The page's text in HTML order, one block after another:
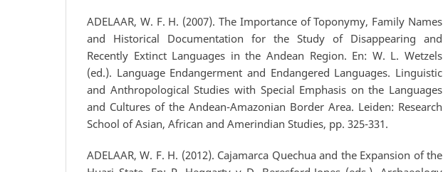
ADELAAR, W. F. H. (2007). The Importance of Toponymy, Family Names
and Historical Documentation for the Study of Disappearing and
Recently Extinct Languages in the Andean Region. En: W. L. Wetzels
(ed.). Language Endangerment and Endangered Languages. Linguistic
and Anthropological Studies with Special Emphasis on the Languages
and Cultures of the Andean-Amazonian Border Area. Leiden: Research
School of Asian, African and Amerindian Studies, pp. 325-331.
ADELAAR, W. F. H. (2012). Cajamarca Quechua and the Expansion of the